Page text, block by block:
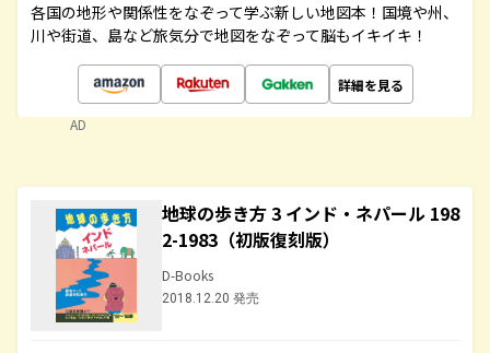
各国の地形や関係性をなぞって学ぶ新しい地図本！国境や州、
川や街道、島など旅気分で地図をなぞって脳もイキイキ！
詳細を見る
AD
地球の歩き方 3 インド・ネパール 198
2-1983（初版復刻版）
D-Books
2018.12.20 発売